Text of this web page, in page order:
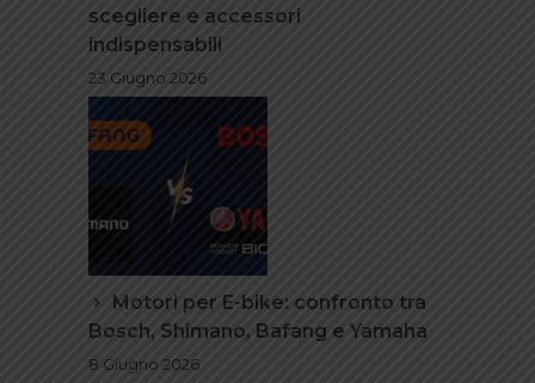
scegliere e accessori
indispensabili
23 Giugno 2026
Motori per E-bike: confronto tra
Bosch, Shimano, Bafang e Yamaha
8 Giugno 2026